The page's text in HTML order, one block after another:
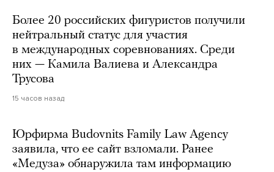
Более 20 российских фигуристов получили
нейтральный статус для участия
в международных соревнованиях. Среди
них — Камила Валиева и Александра
Трусова
15 часов назад
Юрфирма Budovnits Family Law Agency
заявила, что ее сайт взломали. Ранее
«Медуза» обнаружила там информацию